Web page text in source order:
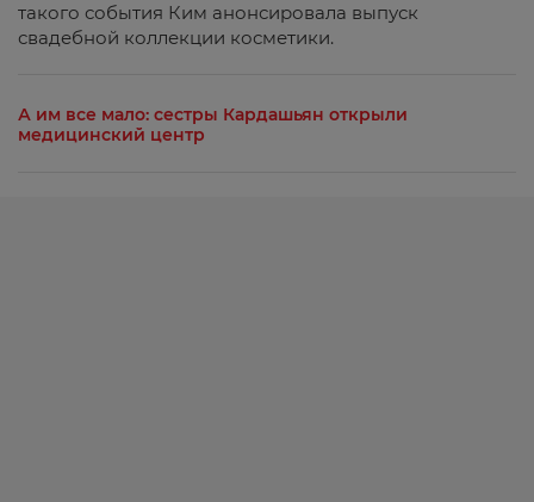
такого события Ким анонсировала выпуск
свадебной коллекции косметики.
А им все мало: сестры Кардашьян открыли
медицинский центр